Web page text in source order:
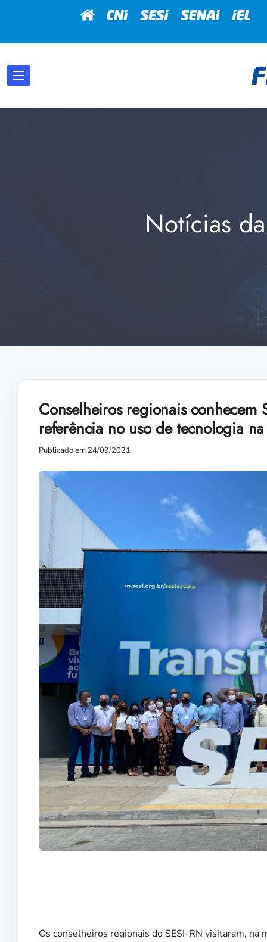
Notícias
Conselheiros regionais conhecem
referência no uso de tecnologia
Publicado em 24/09/2021
Os conselheiros regionais do SESI-RN visitaram, na